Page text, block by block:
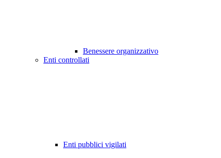
Benessere organizzativo
Enti controllati
Enti pubblici vigilati